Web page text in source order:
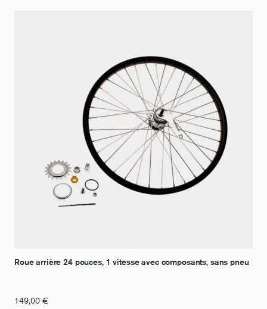
Roue arrière 24 pouces, 1 vitesse avec composants, sans pneu
149,00 €